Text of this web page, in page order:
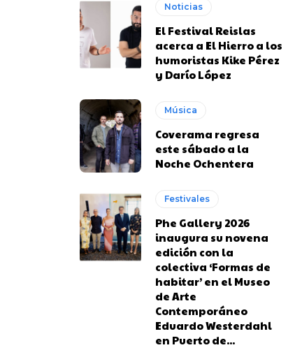
Noticias
El Festival Reislas
acerca a El Hierro a los
humoristas Kike Pérez
y Darío López
Música
Coverama regresa
este sábado a la
Noche Ochentera
Festivales
Phe Gallery 2026
inaugura su novena
edición con la
colectiva ‘Formas de
habitar’ en el Museo
de Arte
Contemporáneo
Eduardo Westerdahl
en Puerto de...